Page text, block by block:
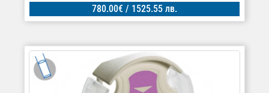
780.00€ / 1525.55 лв.